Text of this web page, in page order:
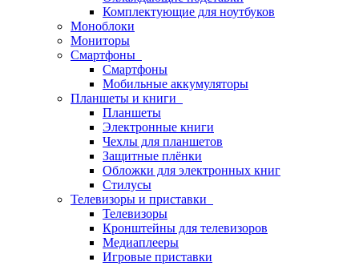
Комплектующие для ноутбуков
Моноблоки
Мониторы
Смартфоны
Смартфоны
Мобильные аккумуляторы
Планшеты и книги
Планшеты
Электронные книги
Чехлы для планшетов
Защитные плёнки
Обложки для электронных книг
Стилусы
Телевизоры и приставки
Телевизоры
Кронштейны для телевизоров
Медиаплееры
Игровые приставки